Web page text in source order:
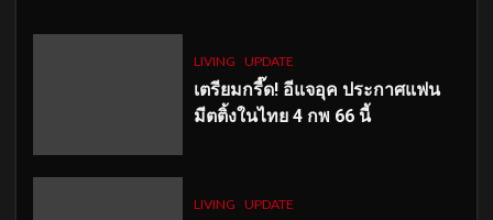
LIVING UPDATE
เตรียมกรี๊ด! อีแจอุค ประกาศแฟน
มีตติ้งในไทย 4 กพ 66 นี้
LIVING UPDATE